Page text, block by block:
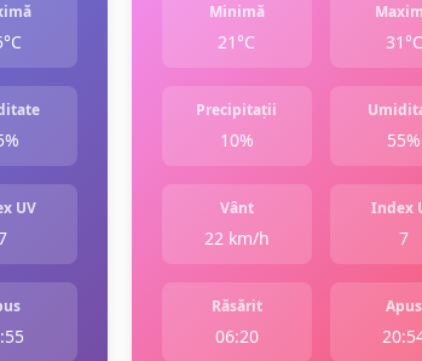
UV
Minimă
21°C 31°C
Precipitații
10% 55%
Vânt
22 km/h
Index
7
Răsărit
06:20
Apus